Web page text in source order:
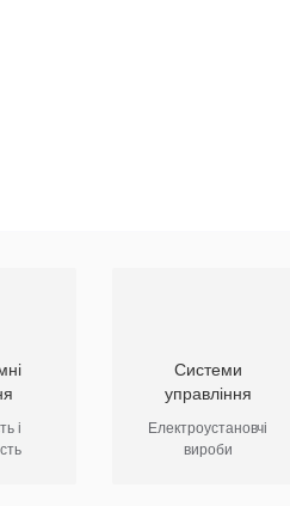
і
Системи
управління
Електроустановчі
вироби